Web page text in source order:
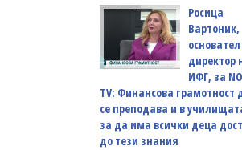
Росица
Вартоник,
директор
ИФГ, за
TV: Финансова грамотност
се преподава и в
за да има всички деца
до тези знания